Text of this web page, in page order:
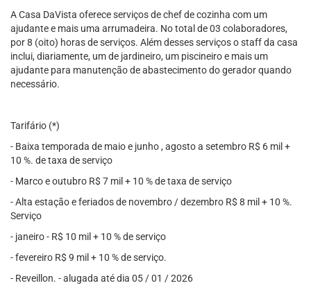
A Casa DaVista oferece serviços de chef de cozinha com um
ajudante e mais uma arrumadeira. No total de 03 colaboradores,
por 8 (oito) horas de serviços. Além desses serviços o staff da casa
inclui, diariamente, um de jardineiro, um piscineiro e mais um
ajudante para manutenção de abastecimento do gerador quando
necessário.
Tarifário (*)
- Baixa temporada de maio e junho , agosto a setembro R$ 6 mil +
10 %. de taxa de serviço
- ⁠Marco e outubro R$ 7 mil + 10 % de taxa de serviço
- Alta estação e feriados de novembro / dezembro R$ 8 mil + 10 %.
Serviço
- ⁠janeiro - R$ 10 mil + 10 % de serviço
- fevereiro R$ 9 mil + 10 % de serviço.
- Reveillon. - alugada até dia 05 / 01 / 2026